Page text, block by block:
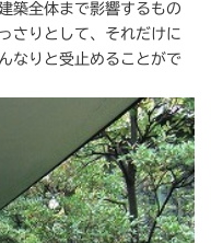
築全体まで影響するもの
さりとして、それだけに
なりと受止めることがで